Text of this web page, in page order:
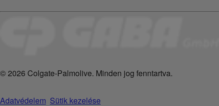
© 2026 Colgate-Palmolive. Minden jog fenntartva.
Adatvédelem Sütik kezelése